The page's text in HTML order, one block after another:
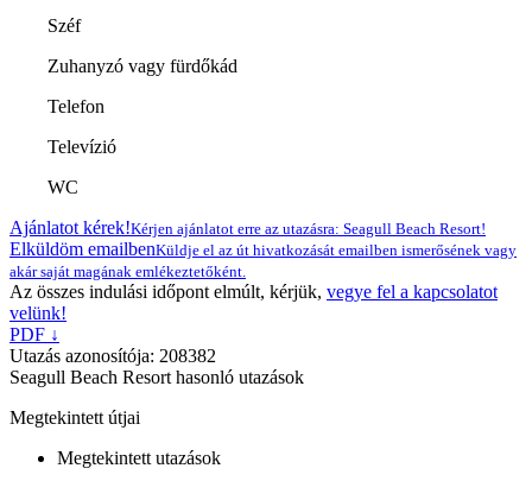
Széf
Zuhanyzó vagy fürdőkád
Telefon
Televízió
WC
Ajánlatot kérek!Kérjen ajánlatot erre az utazásra: Seagull Beach Resort!
Elküldöm emailbenKüldje el az út hivatkozását emailben ismerősének vagy
akár saját magának emlékeztetőként.
Az összes indulási időpont elmúlt, kérjük, vegye fel a kapcsolatot
velünk!
PDF ↓
Utazás azonosítója: 208382
Seagull Beach Resort hasonló utazások
Megtekintett útjai
Megtekintett utazások